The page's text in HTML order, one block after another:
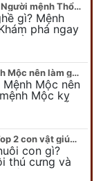
Mệnh Thổ hợp nghề gì nhất? Người mệnh Thổ kỵ nghề gì?
gì? Mệnh
phá ngay
Cũng như
Mệnh Mộc hợp nghề gì? Mệnh Mộc nên làm gì? Mệnh Mộc kỵ nghề nào?
Mộc nên
Mộc kỵ
ngay để
Mệnh Kim hợp nuôi con gì? Top 2 con vật giúp gia chủ Phát tài phát lộc
con gì?
thú cưng và
hợp